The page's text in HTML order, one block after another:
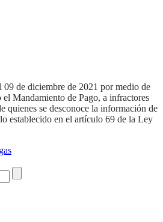
de diciembre de 2021 por medio de
Mandamiento de Pago, a infractores
quienes se desconoce la información de
establecido en el artículo 69 de la Ley